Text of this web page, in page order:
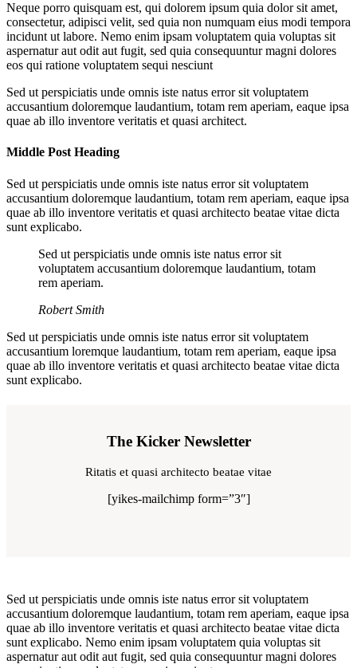
Neque porro quisquam est, qui dolorem ipsum quia dolor sit amet,
consectetur, adipisci velit, sed quia non numquam eius modi tempora
incidunt ut labore. Nemo enim ipsam voluptatem quia voluptas sit
aspernatur aut odit aut fugit, sed quia consequuntur magni dolores
eos qui ratione voluptatem sequi nesciunt
Sed ut perspiciatis unde omnis iste natus error sit voluptatem
accusantium doloremque laudantium, totam rem aperiam, eaque ipsa
quae ab illo inventore veritatis et quasi architect.
Middle Post Heading
Sed ut perspiciatis unde omnis iste natus error sit voluptatem
accusantium doloremque laudantium, totam rem aperiam, eaque ipsa
quae ab illo inventore veritatis et quasi architecto beatae vitae dicta
sunt explicabo.
Sed ut perspiciatis unde omnis iste natus error sit
voluptatem accusantium doloremque laudantium, totam
rem aperiam.
Robert Smith
Sed ut perspiciatis unde omnis iste natus error sit voluptatem
accusantium loremque laudantium, totam rem aperiam, eaque ipsa
quae ab illo inventore veritatis et quasi architecto beatae vitae dicta
sunt explicabo.
The Kicker Newsletter
Ritatis et quasi architecto beatae vitae
[yikes-mailchimp form=”3″]
Sed ut perspiciatis unde omnis iste natus error sit voluptatem
accusantium doloremque laudantium, totam rem aperiam, eaque ipsa
quae ab illo inventore veritatis et quasi architecto beatae vitae dicta
sunt explicabo. Nemo enim ipsam voluptatem quia voluptas sit
aspernatur aut odit aut fugit, sed quia consequuntur magni dolores